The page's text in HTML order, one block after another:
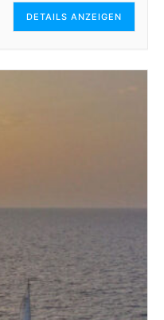
DETAILS ANZEIGEN